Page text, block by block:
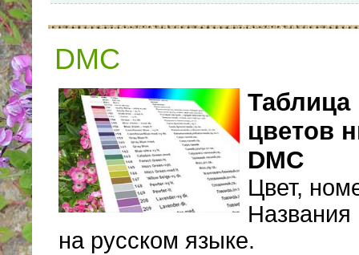
DMC
Таблица
цветов
DMC
Цвет,
на русском языке.